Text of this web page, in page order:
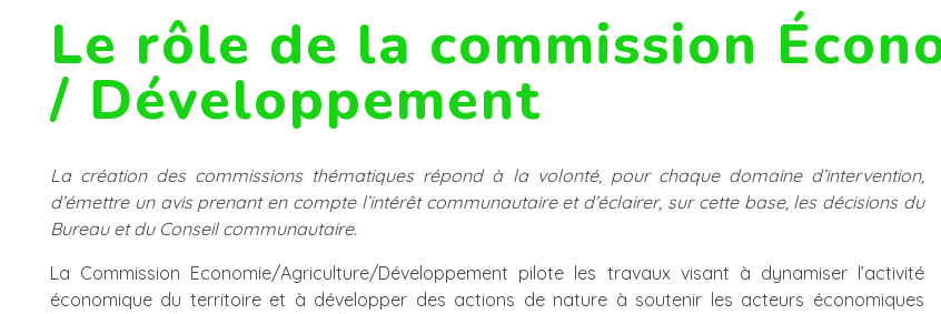
Le rôle de la commission
/ Développement
La création des commissions thématiques répond à la volonté, pour chaque domaine d’intervention,
d’émettre un avis prenant en compte l’intérêt communautaire et d’éclairer, sur cette base, les décisions du
Bureau et du Conseil communautaire.
La Commission Economie/Agriculture/Développement pilote les travaux visant à dynamiser l’activité
économique du territoire et à développer des actions de nature à soutenir les acteurs économiques